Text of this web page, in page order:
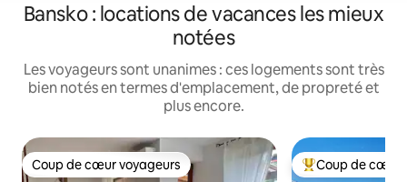
Bansko : locations de vacances les mieux
notées
Les voyageurs sont unanimes : ces logements sont très
bien notés en termes d'emplacement, de propreté et
plus encore.
Coup de cœur voyageurs
Coup de cœur voyageurs Coups de cœur
Coup de cœur